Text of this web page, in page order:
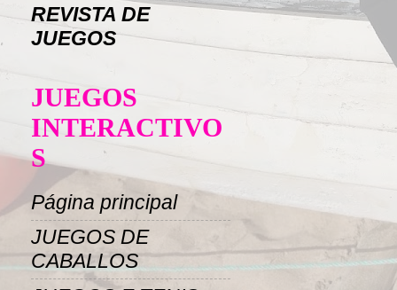
REVISTA DE
JUEGOS
JUEGOS
INTERACTIVO
S
Página principal
JUEGOS DE
CABALLOS